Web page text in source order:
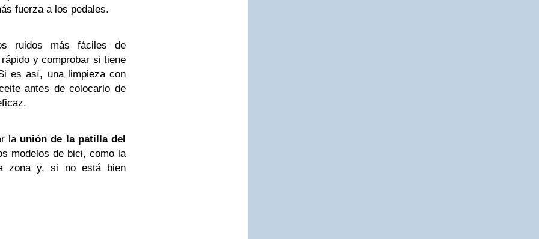
fuerza a los pedales.
ruidos más fáciles de
y comprobar si tiene
es así, una limpieza con
antes de colocarlo de
la unión de la patilla del
modelos de bici, como la
zona y, si no está bien